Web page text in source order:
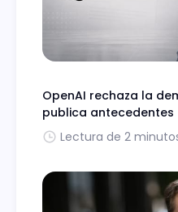
OpenAI rechaza la
publica antecedentes
Lectura de 2